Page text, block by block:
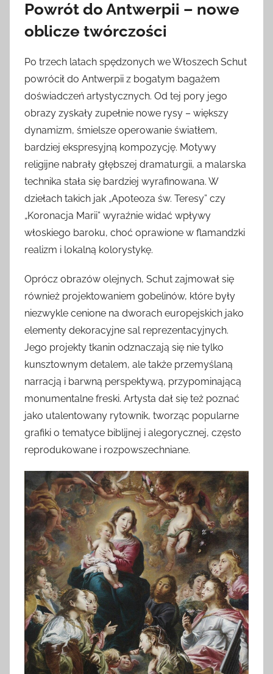
Powrót do Antwerpii – nowe
oblicze twórczości
Po trzech latach spędzonych we Włoszech Schut
powrócił do Antwerpii z bogatym bagażem
doświadczeń artystycznych. Od tej pory jego
obrazy zyskały zupełnie nowe rysy – większy
dynamizm, śmielsze operowanie światłem,
bardziej ekspresyjną kompozycję. Motywy
religijne nabrały głębszej dramaturgii, a malarska
technika stała się bardziej wyrafinowana. W
dziełach takich jak „Apoteoza św. Teresy” czy
„Koronacja Marii” wyraźnie widać wpływy
włoskiego baroku, choć oprawione w flamandzki
realizm i lokalną kolorystykę.
Oprócz obrazów olejnych, Schut zajmował się
również projektowaniem gobelinów, które były
niezwykle cenione na dworach europejskich jako
elementy dekoracyjne sal reprezentacyjnych.
Jego projekty tkanin odznaczają się nie tylko
kunsztownym detalem, ale także przemyślaną
narracją i barwną perspektywą, przypominającą
monumentalne freski. Artysta dał się też poznać
jako utalentowany rytownik, tworząc popularne
grafiki o tematyce biblijnej i alegorycznej, często
reprodukowane i rozpowszechniane.